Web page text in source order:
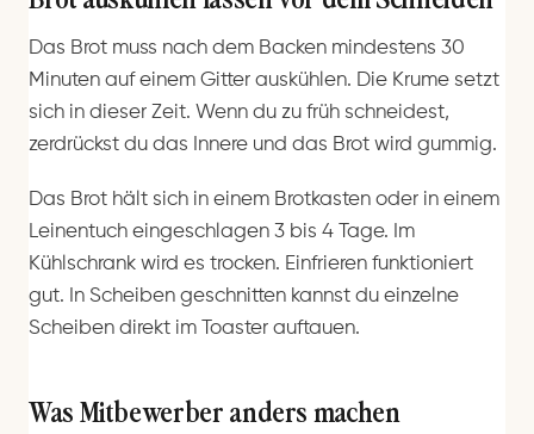
Das Brot muss nach dem Backen mindestens 30
Minuten auf einem Gitter auskühlen. Die Krume setzt
sich in dieser Zeit. Wenn du zu früh schneidest,
zerdrückst du das Innere und das Brot wird gummig.
Das Brot hält sich in einem Brotkasten oder in einem
Leinentuch eingeschlagen 3 bis 4 Tage. Im
Kühlschrank wird es trocken. Einfrieren funktioniert
gut. In Scheiben geschnitten kannst du einzelne
Scheiben direkt im Toaster auftauen.
Was Mitbewerber anders machen